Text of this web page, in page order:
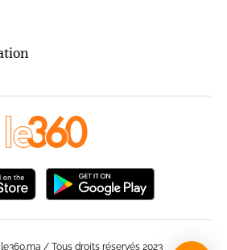
/ Tous droits réservés 2023